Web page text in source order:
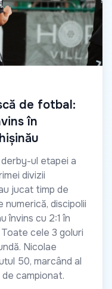
de fotbal:
în
ul etapei a
divizii
jucat timp de
discipolii
învins cu 2:1 în
cele 3 goluri
Nicolae
50, marcând al
campionat.